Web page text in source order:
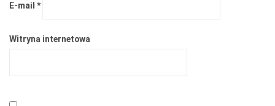
E-mail *
Witryna internetowa